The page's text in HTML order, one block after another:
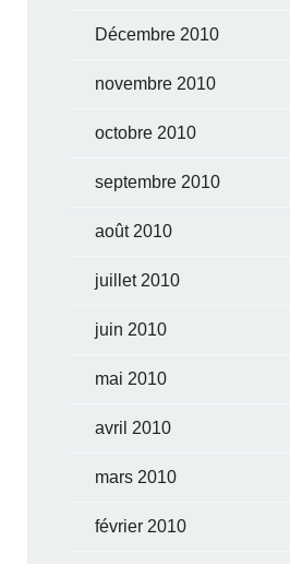
Décembre 2010
novembre 2010
octobre 2010
septembre 2010
août 2010
juillet 2010
juin 2010
mai 2010
avril 2010
mars 2010
février 2010